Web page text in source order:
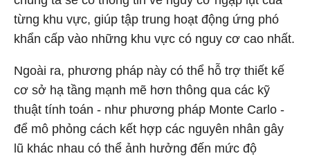
từng khu vực, giúp tập trung hoạt động ứng phó
khẩn cấp vào những khu vực có nguy cơ cao nhất.
Ngoài ra, phương pháp này có thể hỗ trợ thiết kế
cơ sở hạ tầng mạnh mẽ hơn thông qua các kỹ
thuật tính toán - như phương pháp Monte Carlo -
để mô phỏng cách kết hợp các nguyên nhân gây
lũ khác nhau có thể ảnh hưởng đến mức độ